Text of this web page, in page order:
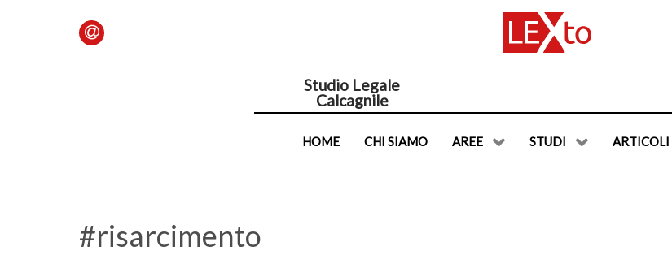
Studio Legale
Calcagnile
HOME CHI SIAMO AREE STUDI ARTICOLI
#risarcimento